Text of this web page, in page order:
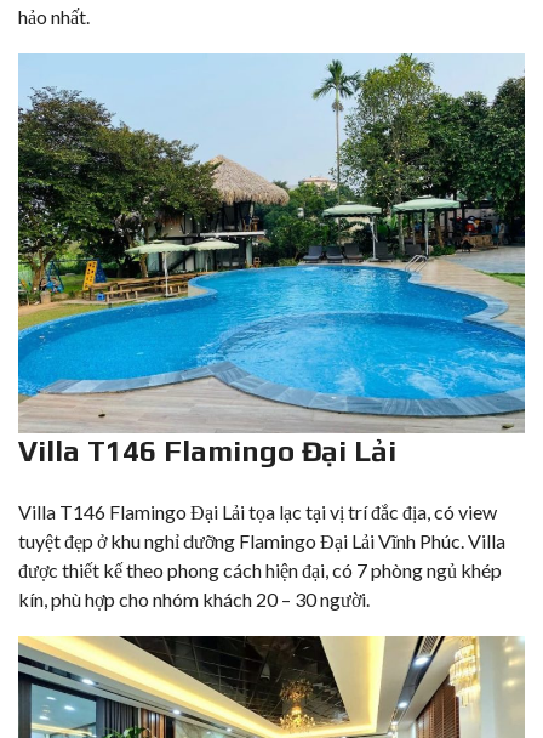
hảo nhất.
Villa T146 Flamingo Đại Lải
Villa T146 Flamingo Đại Lảitọa lạc tại vị trí đắc địa, có view
tuyệt đẹp ở khu nghỉ dưỡng Flamingo Đại Lải Vĩnh Phúc. Villa
được thiết kế theo phong cách hiện đại, có 7 phòng ngủ khép
kín, phù hợp cho nhóm khách 20 – 30 người.